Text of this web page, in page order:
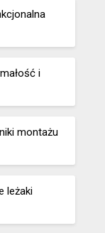
i
montażu
leżaki